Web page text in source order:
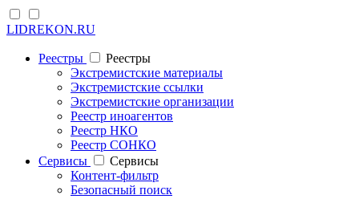
LIDREKON.RU
Реестры
Реестры
Экстремистские материалы
Экстремистские ссылки
Экстремистские организации
Реестр иноагентов
Реестр НКО
Реестр СОНКО
Cервисы
Cервисы
Контент-фильтр
Безопасный поиск